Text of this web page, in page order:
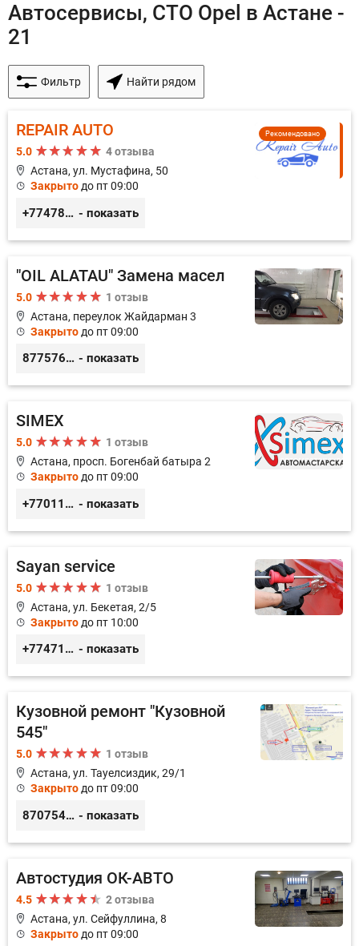
Автосервисы, СТО Opel в Астане -
21
Фильтр Найти рядом
Рекомендовано
REPAIR AUTO
5.0
4 отзыва
Астана, ул. Мустафина, 50
Закрыто до пт 09:00
+77478040784 - показать
"OIL ALATAU" Замена масел
5.0
1 отзыв
Астана, переулок Жайдарман 3
Закрыто до пт 09:00
87757660126 - показать
SIMEX
5.0
1 отзыв
Астана, просп. Богенбай батыра 2
Закрыто до пт 09:00
+77011248780 - показать
Sayan service
5.0
1 отзыв
Астана, ул. Бекетая, 2/5
Закрыто до пт 10:00
+77471114340 - показать
Кузовной ремонт "Кузовной
545"
5.0
1 отзыв
Астана, ул. Тауелсиздик, 29/1
Закрыто до пт 09:00
87075457500 - показать
Автостудия ОК-АВТО
4.5
2 отзыва
Астана, ул. Сейфуллина, 8
Закрыто до пт 09:00